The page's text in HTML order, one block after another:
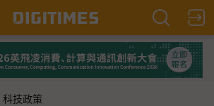
科技政策